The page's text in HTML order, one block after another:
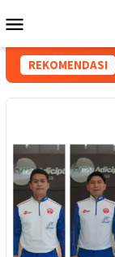
ke
Mobile
REKOMENDASI
Pembangkit di